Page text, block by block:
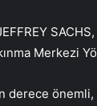
Merkezi
derece önemli,